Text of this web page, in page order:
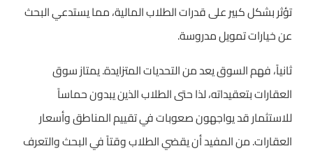
تؤثر بشكل كبير على قدرات الطلاب المالية، مما يستدعي البحث
عن خيارات تمويل مدروسة.
ثانياً، فهم السوق يعد من التحديات المتزايدة. يمتاز سوق
العقارات بتعقيداته، لذا حتى الطلاب الذين يبدون حماساً
للاستثمار قد يواجهون صعوبات في تقييم المناطق وأسعار
العقارات. من المفيد أن يقضي الطلاب وقتاً في البحث والتعرف